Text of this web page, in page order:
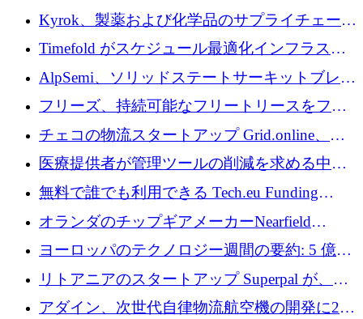
を拡張するために 1,750 万ユーロを投資
Kyrok、製薬および化学品のサプライチェーン
に AI を導入するために 310 万ユーロを確保
Timefold がスケジュール最適化インフラスト
ラクチャを拡張するためにシリーズ A で
1,300 万ドルを調達
AlpSemi、ソリッドステートサーキットブレー
カー技術の進歩のために1,700万ユーロを調達
フリーズ、持続可能なフリートリースをフラ
ンス全土に拡大するために1,300万ユーロを確
保
チェコの物流スタートアップ Grid.online、配
送量が 1 年で 10 倍に増加し、400 万ユーロの
医療提供者が管理ツールの削減を求める中、
a16z が Prosper AI を 3,000 万ドルで支援
無料で誰でも利用できる Tech.eu Funding
Explorer のご紹介
オランダのチップギアメーカーNearfield
Instrumentsが3億8,000万ドルを調達
ヨーロッパのテクノロジー週間の要約: 5 億
8,500 万ユーロを超える 60 以上のテクノロジ
ー資金調達取引
リトアニアのスタートアップ Superpal が、
Slack 内に構築された AI コワーカー プラット
アダイン、次世代自律物流航空機の開発に250